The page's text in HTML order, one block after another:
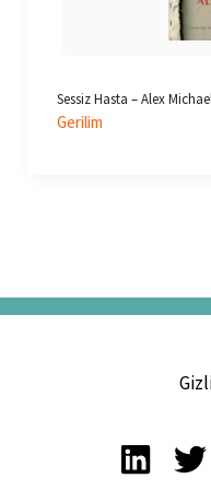
Sessiz Hasta – Alex
Gerilim